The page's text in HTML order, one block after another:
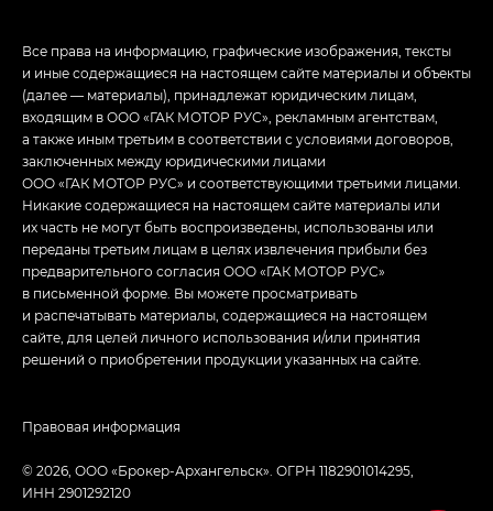
Все права на информацию, графические изображения, тексты
и иные содержащиеся на настоящем сайте материалы и объекты
(далее — материалы), принадлежат юридическим лицам,
входящим в ООО «ГАК МОТОР РУС», рекламным агентствам,
а также иным третьим в соответствии с условиями договоров,
заключенных между юридическими лицами
ООО «ГАК МОТОР РУС» и соответствующими третьими лицами.
Никакие содержащиеся на настоящем сайте материалы или
их часть не могут быть воспроизведены, использованы или
переданы третьим лицам в целях извлечения прибыли без
предварительного согласия ООО «ГАК МОТОР РУС»
в письменной форме. Вы можете просматривать
и распечатывать материалы, содержащиеся на настоящем
сайте, для целей личного использования и/или принятия
решений о приобретении продукции указанных на сайте.
© 2026, ООО «Брокер-Архангельск». ОГРН 1182901014295,
ИНН 2901292120
Правовая информация